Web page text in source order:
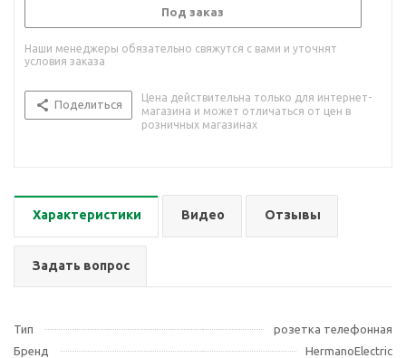
Под заказ
Наши менеджеры обязательно свяжутся с вами и уточнят
условия заказа
Поделиться
Цена действительна только для интернет-
магазина и может отличаться от цен в
розничных магазинах
Характеристики Видео Отзывы
Задать вопрос
Тип
розетка телефонная
Бренд
HermanoElectric